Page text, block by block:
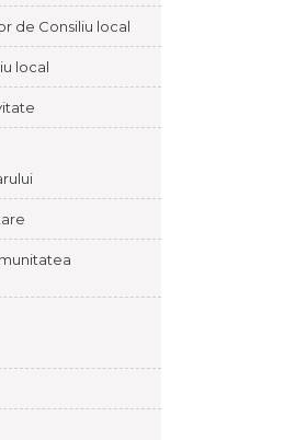
de Consiliu local
local